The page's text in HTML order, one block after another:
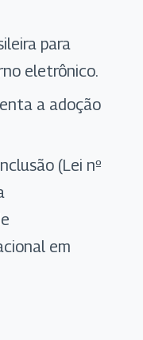
para
eletrônico.
a adoção
(Lei nº
em